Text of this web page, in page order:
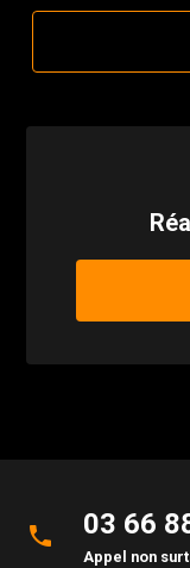
phone 03 66
Appel non